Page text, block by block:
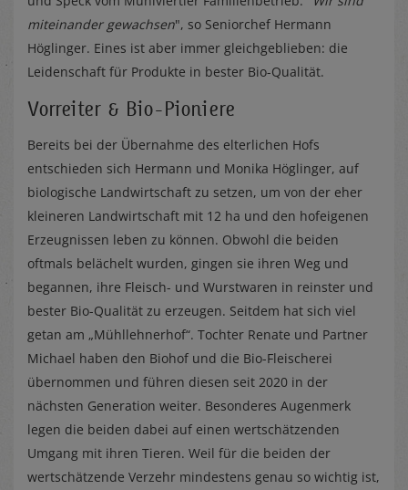
miteinander gewachsen", so Seniorchef Hermann
Höglinger. Eines ist aber immer gleichgeblieben: die
Leidenschaft für Produkte in bester Bio-Qualität.
Vorreiter & Bio-Pioniere
Bereits bei der Übernahme des elterlichen Hofs
entschieden sich Hermann und Monika Höglinger, auf
biologische Landwirtschaft zu setzen, um von der eher
kleineren Landwirtschaft mit 12 ha und den hofeigenen
Erzeugnissen leben zu können. Obwohl die beiden
oftmals belächelt wurden, gingen sie ihren Weg und
begannen, ihre Fleisch- und Wurstwaren in reinster und
bester Bio-Qualität zu erzeugen. Seitdem hat sich viel
getan am „Mühllehnerhof“. Tochter Renate und Partner
Michael haben den Biohof und die Bio-Fleischerei
übernommen und führen diesen seit 2020 in der
nächsten Generation weiter. Besonderes Augenmerk
legen die beiden dabei auf einen wertschätzenden
Umgang mit ihren Tieren. Weil für die beiden der
wertschätzende Verzehr mindestens genau so wichtig ist,